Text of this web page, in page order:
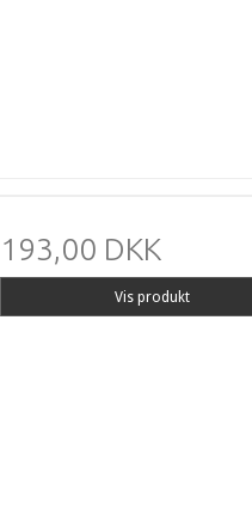
193,00 DKK
Vis produkt